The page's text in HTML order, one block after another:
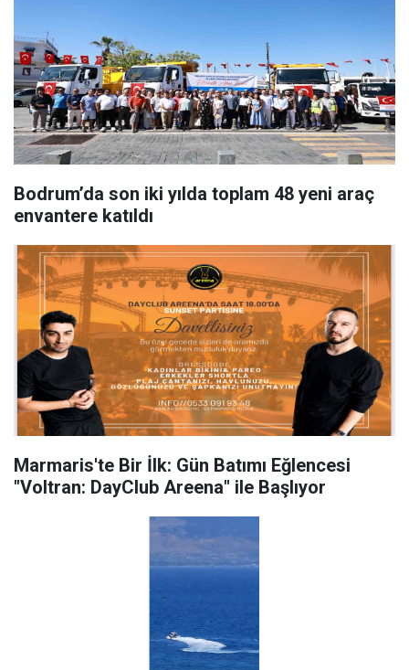
Bodrum’da son iki yılda toplam 48 yeni araç
envantere katıldı
Marmaris'te Bir İlk: Gün Batımı Eğlencesi
"Voltran: DayClub Areena" ile Başlıyor